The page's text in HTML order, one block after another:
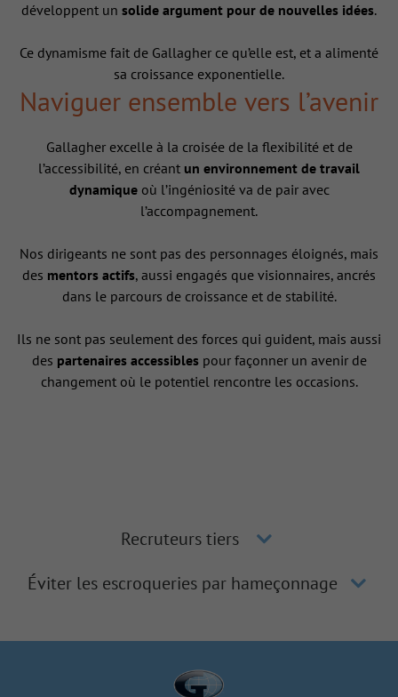
développent un solide argument pour de nouvelles idées.
Ce dynamisme fait de Gallagher ce qu’elle est, et a alimenté
sa croissance exponentielle.
Naviguer ensemble vers l’avenir
Gallagher excelle à la croisée de la flexibilité et de
l’accessibilité, en créant un environnement de travail
dynamique où l’ingéniosité va de pair avec
l’accompagnement.
Nos dirigeants ne sont pas des personnages éloignés, mais
des mentors actifs, aussi engagés que visionnaires, ancrés
dans le parcours de croissance et de stabilité.
Ils ne sont pas seulement des forces qui guident, mais aussi
des partenaires accessiblespour façonner un avenir de
changement où le potentiel rencontre les occasions.
Recruteurs tiers
Éviter les escroqueries par hameçonnage